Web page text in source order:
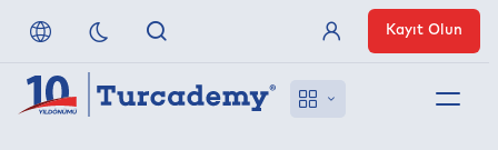
Üye Girişi
Kayıt Olun